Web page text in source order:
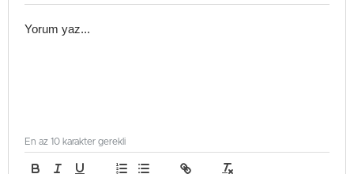
En az 10 karakter gerekli